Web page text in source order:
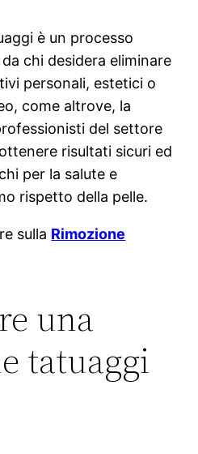
è un processo
chi desidera eliminare
personali, estetici o
come altrove, la
del settore
risultati sicuri ed
per la salute e
rispetto della pelle.
sulla Rimozione
una
tatuaggi